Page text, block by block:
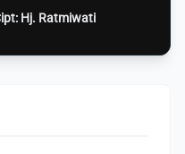
Hj. Ratmiwati